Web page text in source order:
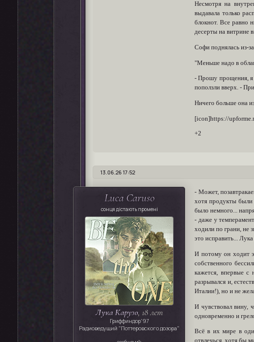
Несмотря на
выдавала только
блокнот. Все равно
десерты на витрине
Софи поднялась из-
"Меньше надо в
- Прошу прощения, я
поползли вверх. -
Ничего больше она
[icon]https://
+2
13.06.26 17:52
Luca Caruso
сонця дістають промені
Лука Карузо, 18 лет
Гриффиндор'97
Радиоведущий "Поттеровского дозора"
- Может,
хотя продукты были
было немного...
- даже у
ходили по грани, не
это исправить...
И потому он ходит
собственного
кажется, впервые с
разрывался и,
Италии!), но и не
И чувствовал вину,
одновременно и
Всё в их мире в